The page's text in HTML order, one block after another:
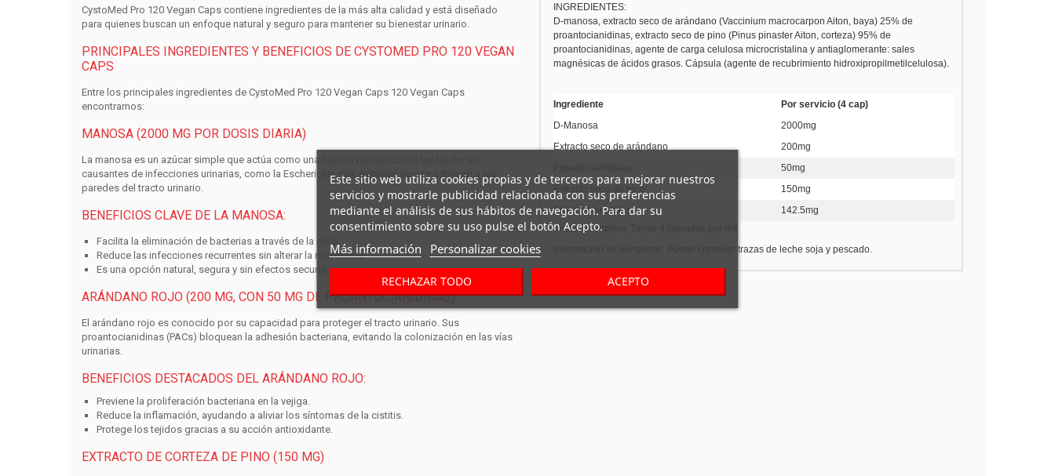
CystoMed Pro 120 Vegan Capscontiene ingredientes de la más alta calidad y está diseñado
para quienes buscan un enfoque natural y seguro para mantener su bienestar urinario.
PRINCIPALES INGREDIENTES Y BENEFICIOS DE CYSTOMED PRO 120 VEGAN
CAPS
Entre los principales ingredientes de CystoMed Pro 120 Vegan Caps120 Vegan Caps
encontramos:
MANOSA (2000 MG POR DOSIS DIARIA)
La manosa es un azúcar simple que actúa como una barrera natural contra las bacterias
causantes de infecciones urinarias, como la Escherichia coli
, evitando que se adhieran a las
paredes del tracto urinario.
BENEFICIOS CLAVE DE LA MANOSA:
Facilita la eliminación de bacterias a través de la orina.
Reduce las infecciones recurrentes sin alterar la microbiota.
Es una opción natural, segura y sin efectos secundarios.
ARÁNDANO ROJO (200 MG, CON 50 MG DE PROANTOCIANIDINAS)
El arándano rojo es conocido por su capacidad para proteger el tracto urinario. Sus
proantocianidinas(PACs) bloquean la adhesión bacteriana, evitando la colonización en las vías
urinarias.
BENEFICIOS DESTACADOS DEL ARÁNDANO ROJO:
Previene la proliferación bacteriana en la vejiga.
Reduce la inflamación, ayudando a aliviar los síntomas de la cistitis.
Protege los tejidos gracias a su acción antioxidante.
EXTRACTO DE CORTEZA DE PINO (150 MG)
INGREDIENTES:
D-manosa, extracto seco de arándano (Vaccinium macrocarpon Aiton, baya) 25% de
proantocianidinas, extracto seco de pino (Pinus pinaster Aiton, corteza) 95% de
proantocianidinas, agente de carga celulosa microcristalina y antiaglomerante: sales
magnésicas de ácidos grasos. Cápsula (agente de recubrimiento hidroxipropilmetilcelulosa).
Ingrediente
Por servicio (4 cap)
D-Manosa
2000mg
Extracto seco de arándano
200mg
50mg
Extracto seco de pino
150mg
Proantocianidinas
142.5mg
Modo de empleo
: Puede contener trazas de leche soja y pescado.
Este sitio web utiliza cookies propias y de terceros para mejorar nuestros
servicios y mostrarle publicidad relacionada con sus preferencias
mediante el análisis de sus hábitos de navegación. Para dar su
consentimiento sobre su uso pulse el botón Acepto.
Más información Personalizar cookies
RECHAZAR TODO ACEPTO